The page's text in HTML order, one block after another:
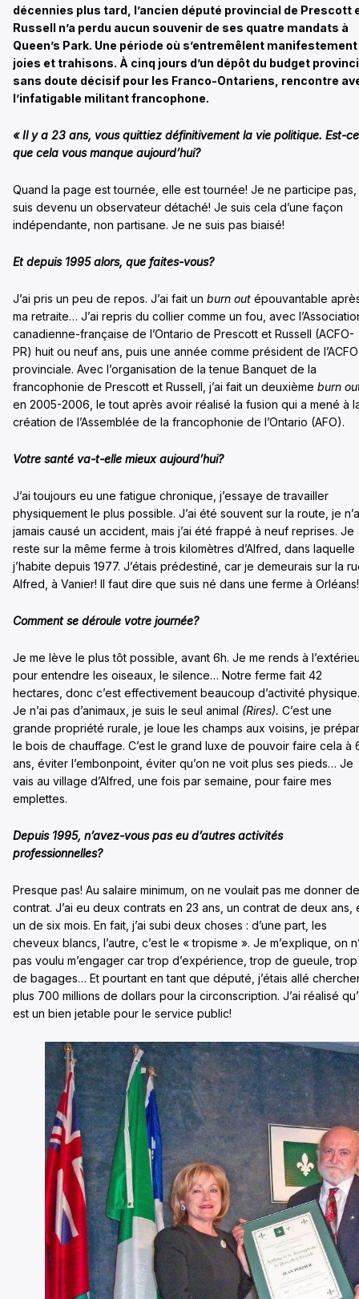
décennies plus tard, l’ancien député provincial de Prescott
Russell n’a perdu aucun souvenir de ses quatre mandats à
Queen’s Park. Une période où s’entremêlent manifestement
joies et trahisons. À cinq jours d’un dépôt du budget
sans doute décisif pour les Franco-Ontariens, rencontre
l’infatigable militant francophone.
« Il y a 23 ans, vous quittiez définitivement la vie politique. Est-ce
que cela vous manque aujourd’hui?
Quand la page est tournée, elle est tournée! Je ne participe pas,
suis devenu un observateur détaché! Je suis cela d’une façon
indépendante, non partisane. Je ne suis pas biaisé!
Et depuis 1995 alors, que faites-vous?
J’ai pris un peu de repos. J’ai fait un burn out épouvantable
ma retraite… J’ai repris du collier comme un fou, avec
canadienne-française de l’Ontario de Prescott et Russell (ACFO-
PR) huit ou neuf ans, puis une année comme président de l’ACFO
provinciale. Avec l’organisation de la tenue Banquet de la
francophonie de Prescott et Russell, j’ai fait un deuxième burn
en 2005-2006, le tout après avoir réalisé la fusion qui a mené à
création de l’Assemblée de la francophonie de l’Ontario (AFO).
Votre santé va-t-elle mieux aujourd’hui?
J’ai toujours eu une fatigue chronique, j’essaye de travailler
physiquement le plus possible. J’ai été souvent sur la route, je
jamais causé un accident, mais j’ai été frappé à neuf reprises. Je
reste sur la même ferme à trois kilomètres d’Alfred, dans laquelle
j’habite depuis 1977. J’étais prédestiné, car je demeurais sur la
Alfred, à Vanier! Il faut dire que suis né dans une ferme à Orléans!
Comment se déroule votre journée?
Je me lève le plus tôt possible, avant 6h. Je me rends à
pour entendre les oiseaux, le silence… Notre ferme fait 42
hectares, donc c’est effectivement beaucoup d’activité physique.
Je n’ai pas d’animaux, je suis le seul animal (Rires). C’est une
grande propriété rurale, je loue les champs aux voisins, je
le bois de chauffage. C’est le grand luxe de pouvoir faire cela à
ans, éviter l’embonpoint, éviter qu’on ne voit plus ses pieds… Je
vais au village d’Alfred, une fois par semaine, pour faire mes
emplettes.
Depuis 1995, n’avez-vous pas eu d’autres activités
professionnelles?
Presque pas! Au salaire minimum, on ne voulait pas me donner de
contrat. J’ai eu deux contrats en 23 ans, un contrat de deux ans,
un de six mois. En fait, j’ai subi deux choses : d’une part, les
cheveux blancs, l’autre, c’est le « tropisme ». Je m’explique, on
pas voulu m’engager car trop d’expérience, trop de gueule, trop
de bagages… Et pourtant en tant que député, j’étais allé
plus 700 millions de dollars pour la circonscription. J’ai réalisé
est un bien jetable pour le service public!